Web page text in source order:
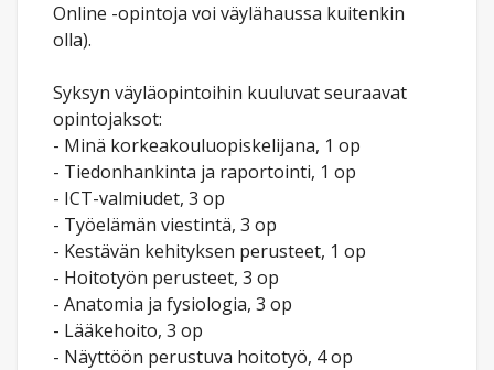
Online -opintoja voi väylähaussa kuitenkin
olla).
Syksyn väyläopintoihin kuuluvat seuraavat
opintojaksot:
- Minä korkeakouluopiskelijana, 1 op
- Tiedonhankinta ja raportointi, 1 op
- ICT-valmiudet, 3 op
- Työelämän viestintä, 3 op
- Kestävän kehityksen perusteet, 1 op
- Hoitotyön perusteet, 3 op
- Anatomia ja fysiologia, 3 op
- Lääkehoito, 3 op
- Näyttöön perustuva hoitotyö, 4 op